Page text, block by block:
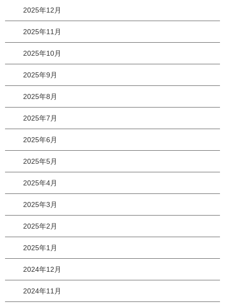
2025年12月
2025年11月
2025年10月
2025年9月
2025年8月
2025年7月
2025年6月
2025年5月
2025年4月
2025年3月
2025年2月
2025年1月
2024年12月
2024年11月